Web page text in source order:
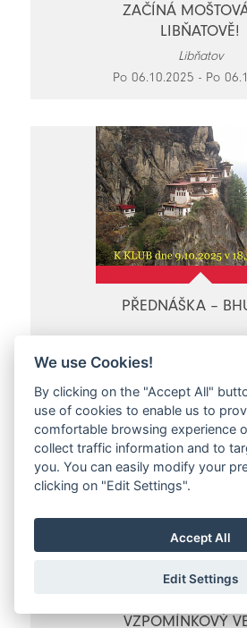
ZAČÍNÁ
LIBŇATOVĚ!
Libňatov
Po 06.10.2025 - Po
PŘEDNÁŠKA –
Čt 09.10.2025 - Čt
VZPOMÍNKOVÝ
We use Cookies!
By clicking on the "Accept All"
use of cookies to enable us to
comfortable browsing experience
collect traffic information and to
you. You can easily modify your
clicking on "Edit Settings".
Accept All
Edit Settings